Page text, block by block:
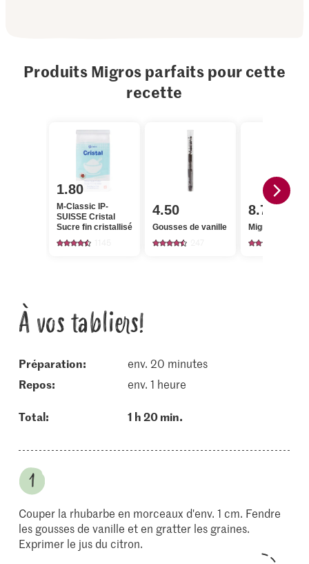
Produits Migros parfaits pour cette
recette
1.80
M-Classic IP-
SUISSE Cristal
Sucre fin cristallisé
4.50
Gousses de vanille
8.75
Migros
À vos tabliers!
Préparation:
env. 20 minutes
repos:
env. 1 heure
Total: 1 h 20 min.
Couper la rhubarbe en morceaux d'env. 1 cm. Fendre
les gousses de vanille et en gratter les graines.
Exprimer le jus du citron.